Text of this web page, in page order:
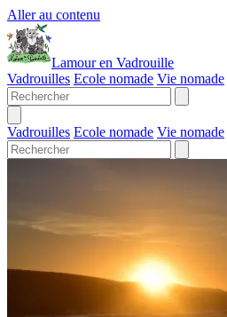
Aller au contenu
Lamour en Vadrouille
Vadrouilles Ecole nomade Vie nomade
Vadrouilles Ecole nomade Vie nomade